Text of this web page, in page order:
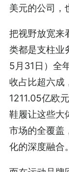
美元的公司，
把视野放宽来
类都是支柱
5月31日）全
收占比超六成
1211.05亿欧
鞋履让这些大
市场的全覆盖
化的深度融合。